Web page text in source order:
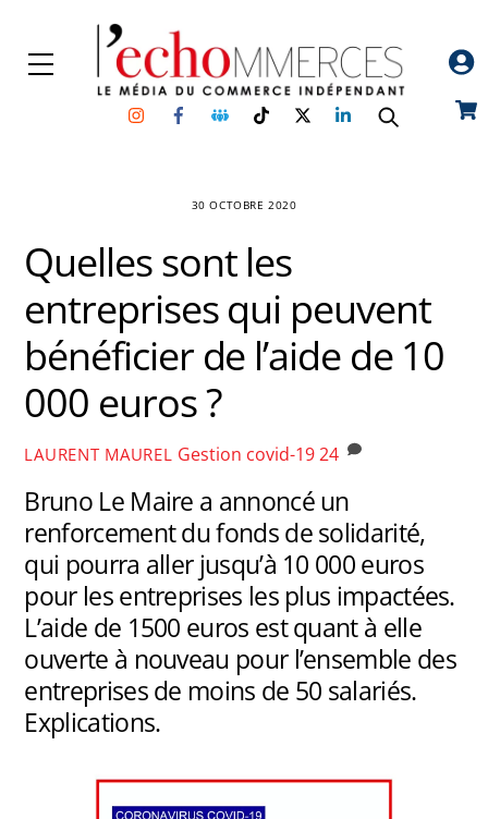
content
Menu
InstagramFacebookGroupe
Facebook
TikTokTwitterLinkedin
30 OCTOBRE 2020
Quelles sont les
entreprises qui peuvent
bénéficier de l’aide de 10
000 euros ?
LAURENT MAUREL Gestion covid-1924
Bruno Le Maire a annoncé un
renforcement du fonds de solidarité,
qui pourra aller jusqu’à 10 000 euros
pour les entreprises les plus impactées.
L’aide de 1500 euros est quant à elle
ouverte à nouveau pour l’ensemble des
entreprises de moins de 50 salariés.
Explications.